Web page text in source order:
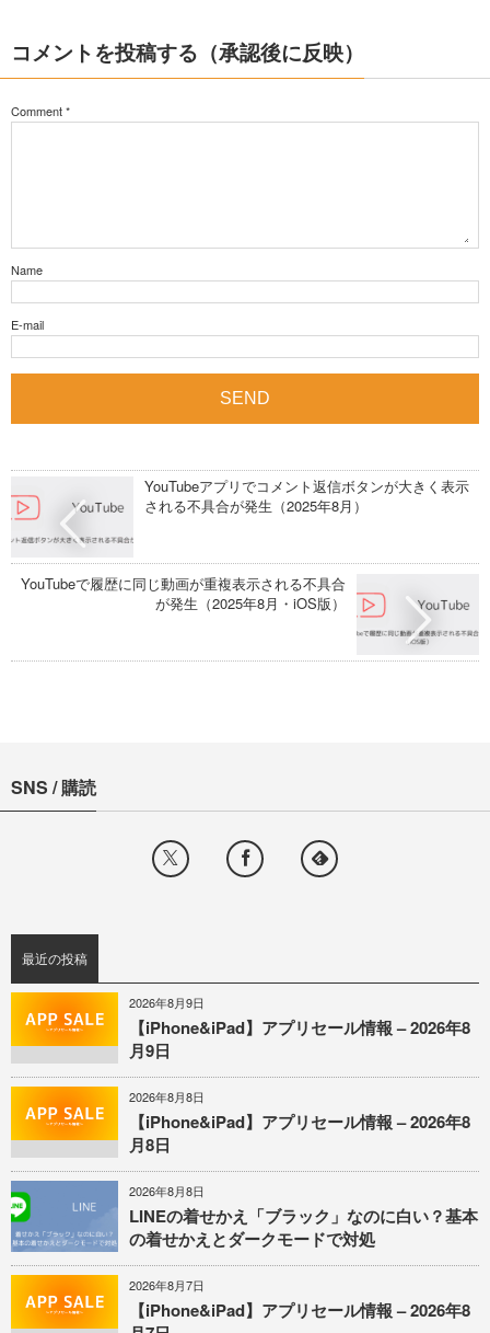
コメントを投稿する（承認後に反映）
Comment*
Name
E-mail
YouTubeアプリでコメント返信ボタンが大きく表示
される不具合が発生（2025年8月）
YouTubeで履歴に同じ動画が重複表示される不具合
が発生（2025年8月・iOS版）
SNS / 購読
最近の投稿
2026年8月9日
【iPhone&iPad】アプリセール情報 – 2026年8
月9日
2026年8月8日
【iPhone&iPad】アプリセール情報 – 2026年8
月8日
2026年8月8日
LINEの着せかえ「ブラック」なのに白い？基本
の着せかえとダークモードで対処
2026年8月7日
【iPhone&iPad】アプリセール情報 – 2026年8